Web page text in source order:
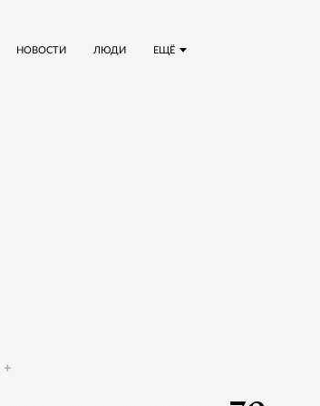
ЕЩЁ
НОВОСТИ ЛЮДИ